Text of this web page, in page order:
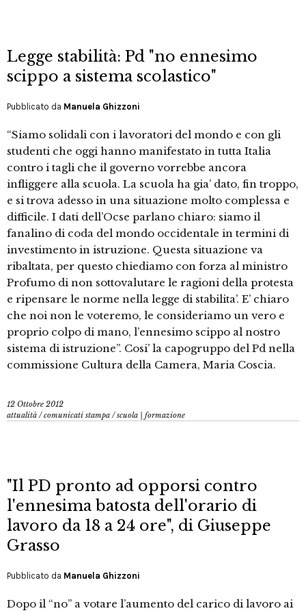
Legge stabilità: Pd "no ennesimo
scippo a sistema scolastico"
Pubblicato da Manuela Ghizzoni
“Siamo solidali con i lavoratori del mondo e con gli
studenti che oggi hanno manifestato in tutta Italia
contro i tagli che il governo vorrebbe ancora
infliggere alla scuola. La scuola ha gia’ dato, fin troppo,
e si trova adesso in una situazione molto complessa e
difficile. I dati dell’Ocse parlano chiaro: siamo il
fanalino di coda del mondo occidentale in termini di
investimento in istruzione. Questa situazione va
ribaltata, per questo chiediamo con forza al ministro
Profumo di non sottovalutare le ragioni della protesta
e ripensare le norme nella legge di stabilita’. E’ chiaro
che noi non le voteremo, le consideriamo un vero e
proprio colpo di mano, l’ennesimo scippo al nostro
sistema di istruzione”. Cosi’ la capogruppo del Pd nella
commissione Cultura della Camera, Maria Coscia.
12 Ottobre 2012
attualità /comunicati stampa /scuola | formazione
"Il PD pronto ad opporsi contro
l'ennesima batosta dell'orario di
lavoro da 18 a 24 ore", di Giuseppe
Grasso
Pubblicato da Manuela Ghizzoni
Dopo il “no” a votare l’aumento del carico di lavoro ai